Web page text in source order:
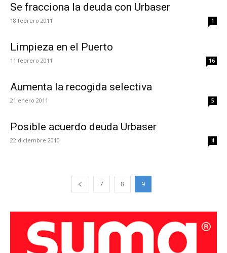
Se fracciona la deuda con Urbaser
18 febrero 2011 1
Limpieza en el Puerto
11 febrero 2011 16
Aumenta la recogida selectiva
21 enero 2011 5
Posible acuerdo deuda Urbaser
22 diciembre 2010 4
7 8 9